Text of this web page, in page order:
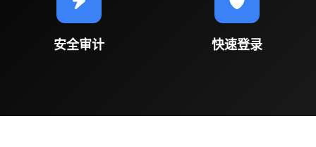
安全审计 快速登录